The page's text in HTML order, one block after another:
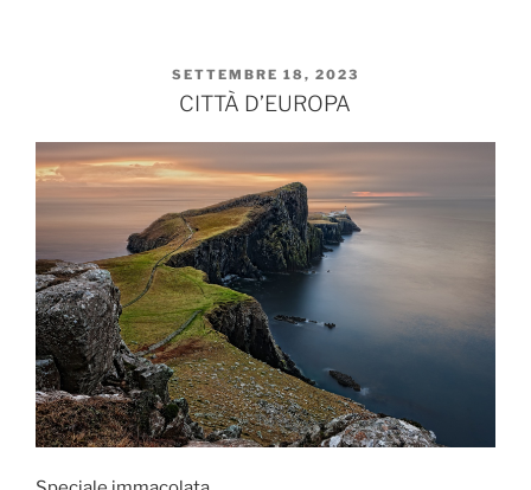
PUBBLICATO
IL
SETTEMBRE 18, 2023
CITTÀ D’EUROPA